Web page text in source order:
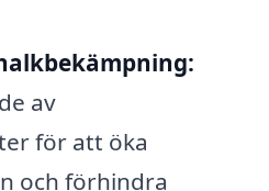
av
för att öka
och förhindra